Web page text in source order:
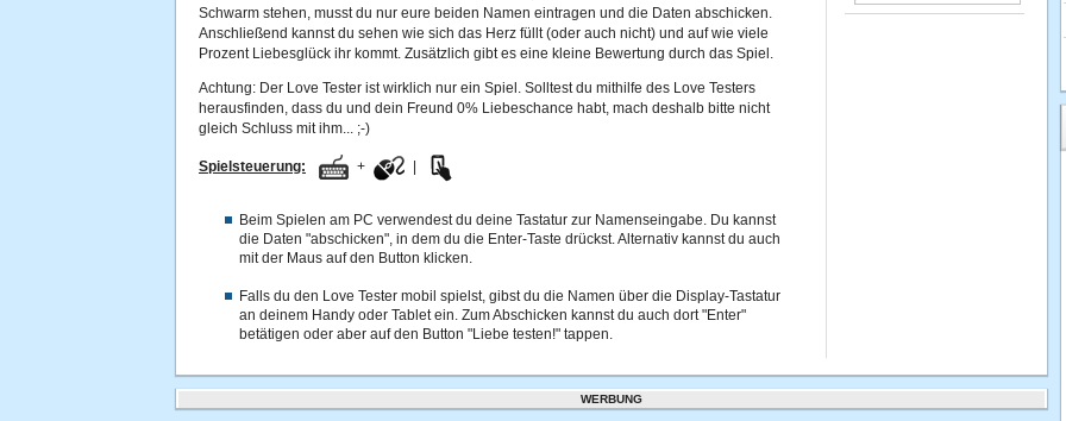
Schwarm stehen, musst du nur eure beiden Namen eintragen und die Daten abschicken.
Anschließend kannst du sehen wie sich das Herz füllt (oder auch nicht) und auf wie viele
Prozent Liebesglück ihr kommt. Zusätzlich gibt es eine kleine Bewertung durch das Spiel.
Achtung: Der Love Tester ist wirklich nur ein Spiel. Solltest du mithilfe des Love Testers
herausfinden, dass du und dein Freund 0% Liebeschance habt, mach deshalb bitte nicht
gleich Schluss mit ihm... ;-)
Spielsteuerung: +
Beim Spielen am PC verwendest du deine Tastatur zur Namenseingabe. Du kannst
die Daten "abschicken", in dem du die Enter-Taste drückst. Alternativ kannst du auch
mit der Maus auf den Button klicken.
Falls du den Love Tester mobil spielst, gibst du die Namen über die Display-Tastatur
an deinem Handy oder Tablet ein. Zum Abschicken kannst du auch dort "Enter"
betätigen oder aber auf den Button "Liebe testen!" tappen.
WERBUNG